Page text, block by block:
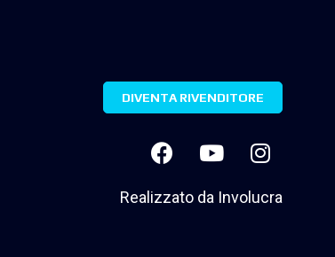
DIVENTA RIVENDITORE
Realizzato da Involucra